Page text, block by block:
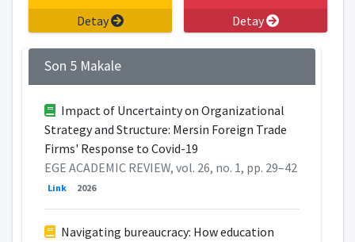
Detay Detay
Son 5 Makale
Impact of Uncertainty on Organizational
Strategy and Structure: Mersin Foreign Trade
Firms' Response to Covid-19
EGE ACADEMIC REVIEW, vol. 26, no. 1, pp. 29–42
Link 2026
Navigating bureaucracy: How education